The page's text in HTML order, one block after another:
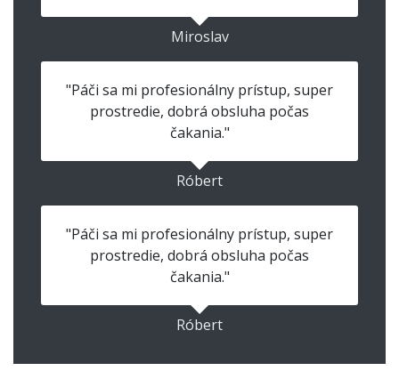
Miroslav
"Páči sa mi profesionálny prístup, super
prostredie, dobrá obsluha počas
čakania."
Róbert
"Páči sa mi profesionálny prístup, super
prostredie, dobrá obsluha počas
čakania."
Róbert